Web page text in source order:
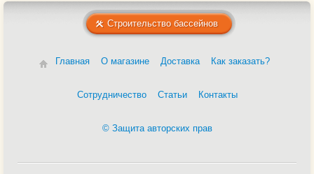
Строительство бассейнов
Главная О магазине Доставка Как заказать?
Сотрудничество Статьи Контакты
© Защита авторских прав